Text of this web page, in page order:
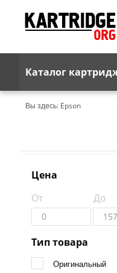
Каталог
Brother
Kodak
Toshiba
Вы здесь: Epson
Цена
От
До
Тип товара
Оригинальный